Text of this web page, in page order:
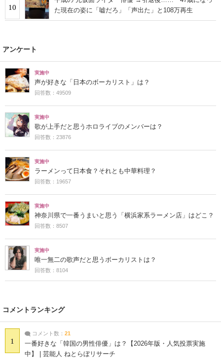
10
た現在の姿に「嘘だろ」「声出た」と108万再生
アンケート
実施中
声が好きな「日本のボーカリスト」は？
回答数：49509
実施中
歌が上手だと思うホロライブのメンバーは？
回答数：23876
実施中
ラーメンって日本食？それとも中華料理？
回答数：19657
実施中
神奈川県で一番うまいと思う「横浜家系ラーメン店」はどこ？
回答数：8507
実施中
唯一無二の歌声だと思うボーカリストは？
回答数：8104
コメントランキング
1
コメント数： 21
一番好きな「韓国の男性俳優」は？【2026年版・人気投票実施
中】 | 芸能人 ねとらぼリサーチ